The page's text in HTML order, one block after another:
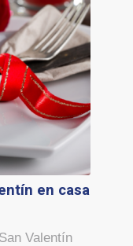
en casa
Valentín